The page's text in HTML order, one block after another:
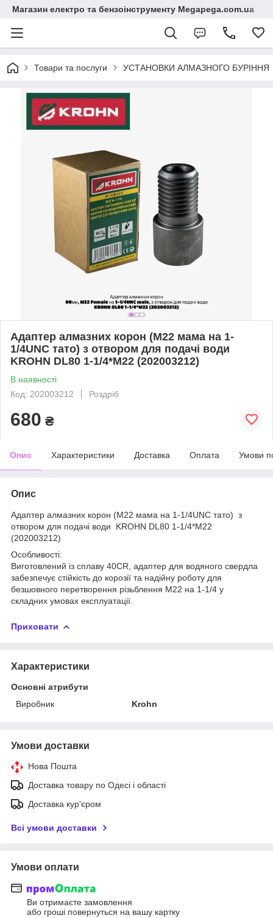
Магазин електро та бензоінструменту Megapega.com.ua
Товари та послуги УСТАНОВКИ АЛМАЗНОГО БУРІННЯ
Адаптер алмазних корон (M22 мама на 1-
1/4UNC тато) з отвором для подачі води
KROHN DL80 1-1/4*M22 (202003212)
В наявності
Код: 202003212
Роздріб
680 ₴
Опис Характеристики Доставка Оплата Умови
Опис
Адаптер алмазних корон (M22 мама на 1-1/4UNC тато) з
отвором для подачі води KROHN DL80 1-1/4*M22
(202003212)
Особливості:
Виготовлений із сплаву 40CR, адаптер для водяного свердла
забезпечує стійкість до корозії та надійну роботу для
безшовного перетворення різьблення M22 на 1-1/4 у
складних умовах експлуатації.
Приховати
Характеристики
Основні атрибути
Виробник
Krohn
Умови доставки
Нова Пошта
Доставка товару по Одесі і області
Доставка кур'єром
Всі умови доставки
Умови оплати
Ви отримаєте замовлення
або гроші повернуться на вашу картку